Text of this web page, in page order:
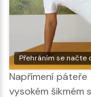
Přehráním se načte
Napřímení
vysokém šikmém